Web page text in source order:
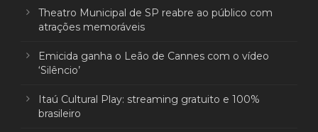
Theatro Municipal de SP reabre ao público com
atrações memoráveis
Emicida ganha o Leão de Cannes com o vídeo
‘Silêncio’
Itaú Cultural Play: streaming gratuito e 100%
brasileiro